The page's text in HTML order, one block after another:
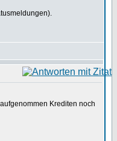
Krediten noch